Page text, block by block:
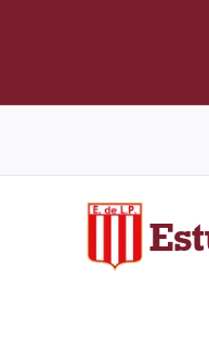
entre Lanús y